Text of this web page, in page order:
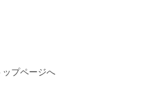
ップページへ